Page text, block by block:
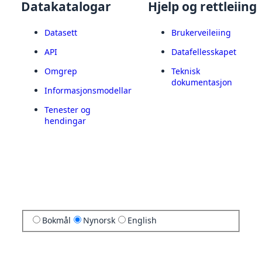
Datakatalogar
Datasett
API
Omgrep
Informasjonsmodellar
Tenester og
hendingar
Hjelp og rettleiing
Brukerveileiing
Datafellesskapet
Teknisk
dokumentasjon
Bokmål Nynorsk English